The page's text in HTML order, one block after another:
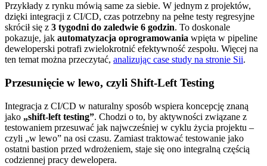
Przykłady z rynku mówią same za siebie. W jednym z projektów,
dzięki integracji z CI/CD, czas potrzebny na pełne testy regresyjne
skrócił się z 3 tygodni do zaledwie 6 godzin. To doskonale
pokazuje, jak automatyzacja oprogramowania wpięta w pipeline
deweloperski potrafi zwielokrotnić efektywność zespołu. Więcej na
ten temat można przeczytać, analizując case study na stronie Sii.
Przesunięcie w lewo, czyli Shift-Left Testing
Integracja z CI/CD w naturalny sposób wspiera koncepcję znaną
jako „shift-left testing”. Chodzi o to, by aktywności związane z
testowaniem przesuwać jak najwcześniej w cyklu życia projektu –
czyli „w lewo” na osi czasu. Zamiast traktować testowanie jako
ostatni bastion przed wdrożeniem, staje się ono integralną częścią
codziennej pracy dewelopera.